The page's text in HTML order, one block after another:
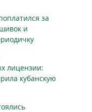
за
и
лицензии:
кубанскую